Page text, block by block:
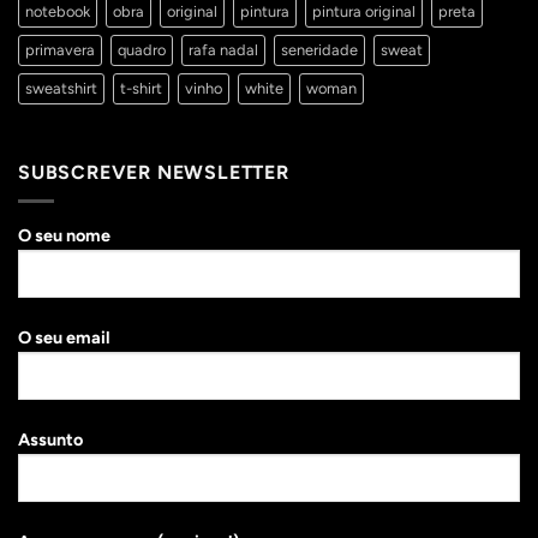
notebook obra original pintura pintura original preta
primavera quadro rafa nadal seneridade sweat
sweatshirt t-shirt vinho white woman
SUBSCREVER NEWSLETTER
O seu nome
O seu email
Assunto